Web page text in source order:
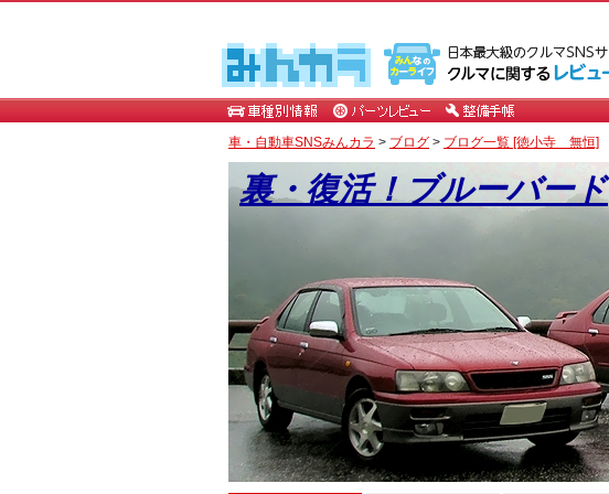
車・自動車SNSみんカラ > ブログ > ブログ一覧 [徳小寺 無恒]
裏・復活！ブルーバード